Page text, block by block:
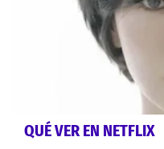
QUÉ VER EN NETFLIX